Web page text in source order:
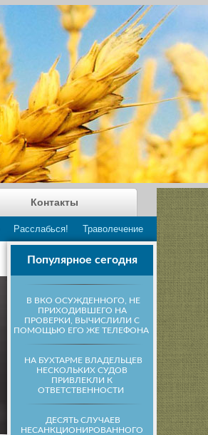
Расслабься! Траволечение
Контакты
Популярное сегодня
В ВКО ОСУЖДЕННОГО, НЕ
ПРИХОДИВШЕГО НА
ПРОВЕРКИ, ВЫЧИСЛИЛИ С
ПОМОЩЬЮ ЕГО ЖЕ ТЕЛЕФОНА
НА БУХТАРМЕ ВЛАДЕЛЬЦЕВ
НЕСКОЛЬКИХ СУДОВ
ПРИВЛЕКЛИ К
ОТВЕТСТВЕННОСТИ
ДЕСЯТЬ СЛУЧАЕВ
НЕСАНКЦИОНИРОВАННОГО